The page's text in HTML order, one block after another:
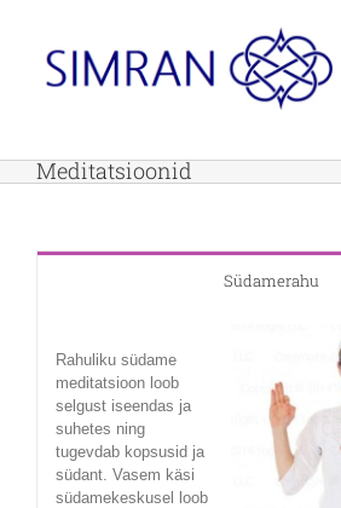
content
Meditatsioonid
Südamerahu
Rahuliku südame
meditatsioon loob
selgust iseendas ja
suhetes ning
tugevdab kopsusid ja
südant. Vasem käsi
südamekeskusel loob